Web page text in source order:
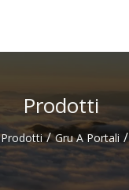
Prodotti
Prodotti / Gru A Portali /